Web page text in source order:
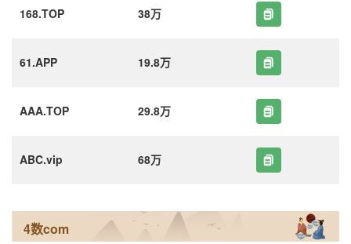
168.TOP 38万
61.APP 19.8万
AAA.TOP 29.8万
ABC.vip 68万
4数com